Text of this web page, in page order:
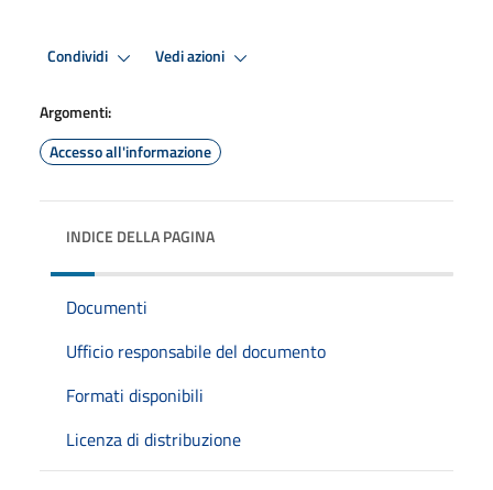
Condividi Vedi azioni
Argomenti:
Accesso all'informazione
INDICE DELLA PAGINA
Documenti
Ufficio responsabile del documento
Formati disponibili
Licenza di distribuzione